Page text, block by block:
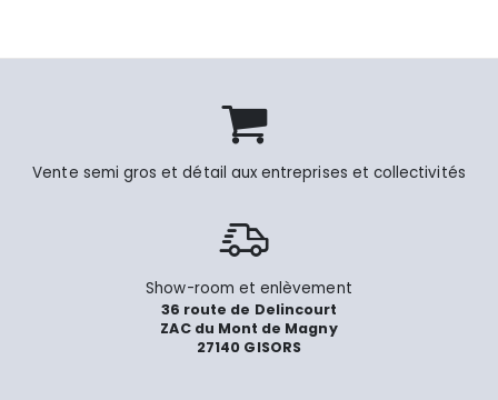
Vente semi gros et détail aux entreprises et collectivités
Show-room et enlèvement
36 route de Delincourt
ZAC du Mont de Magny
27140 GISORS